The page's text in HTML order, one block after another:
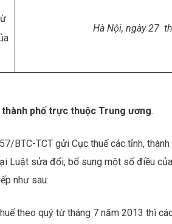
Hà Nội, ngày27
phố trực thuộc Trung ương.
BTC-TCT gửi Cục thuế các tỉnh,
sửa đổi, bổ sung một số điều
như sau:
theo quý từ tháng 7 năm 2013 thì